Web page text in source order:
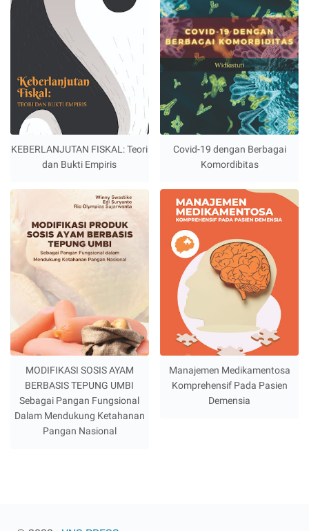
KEBERLANJUTAN FISKAL: Teori
dan Bukti Empiris
Covid-19 dengan Berbagai
Komordibitas
MODIFIKASI SOSIS AYAM
BERBASIS TEPUNG UMBI
Sebagai Pangan Fungsional
Dalam Mendukung Ketahanan
Pangan Nasional
Manajemen Medikamentosa
Komprehensif Pada Pasien
Demensia